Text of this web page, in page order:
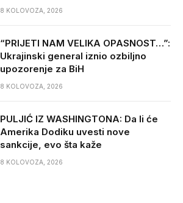
8 KOLOVOZA, 2026
“PRIJETI NAM VELIKA OPASNOST…”:
Ukrajinski general iznio ozbiljno
upozorenje za BiH
8 KOLOVOZA, 2026
PULJIĆ IZ WASHINGTONA: Da li će
Amerika Dodiku uvesti nove
sankcije, evo šta kaže
8 KOLOVOZA, 2026